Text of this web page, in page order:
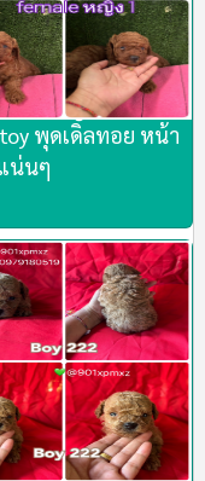
พุดเดิัลทอย หน้า
น่นๆ